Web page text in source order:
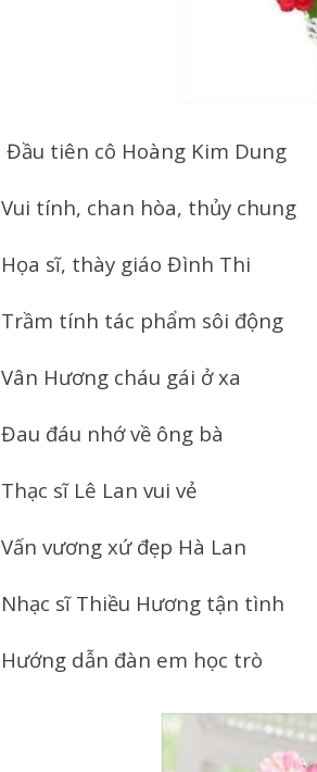
Đầu tiên cô Hoàng Kim Dung
Vui tính, chan hòa, thủy chung
Họa sĩ, thày giáo Đình Thi
Trầm tính tác phẩm sôi động
Vân Hương cháu gái ở xa
Đau đáu nhớ về ông bà
Thạc sĩ Lê Lan vui vẻ
Vấn vương xứ đẹp Hà Lan
Nhạc sĩ Thiều Hương tận tình
Hướng dẫn đàn em học trò